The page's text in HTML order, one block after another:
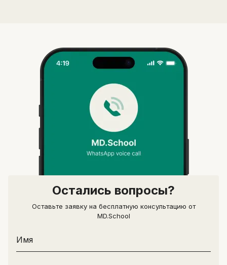
Написать в Telegram-бот
Остались вопросы?
Оставьте заявку на бесплатную консультацию от
MD.School
Имя